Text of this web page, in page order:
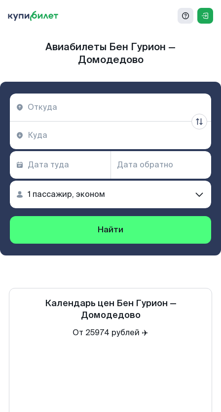
Авиабилеты Бен Гурион —
Домодедово
Найти
Календарь цен Бен Гурион —
Домодедово
От 25974 рублей ✈️